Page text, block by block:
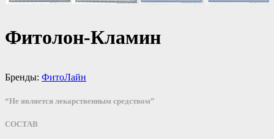
Фитолон-Кламин
Бренды: ФитоЛайн
“Не является лекарственным средством”
СОСТАВ